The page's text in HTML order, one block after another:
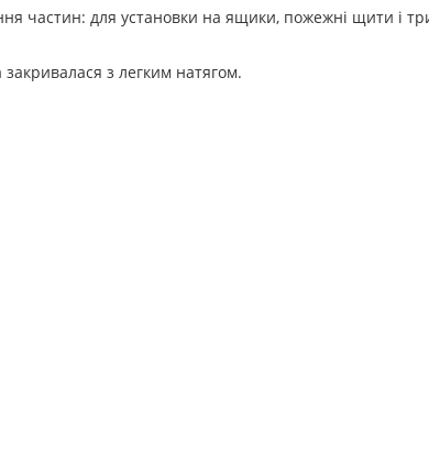
частин: для установки на ящики, пожежні щити і
з легким натягом.